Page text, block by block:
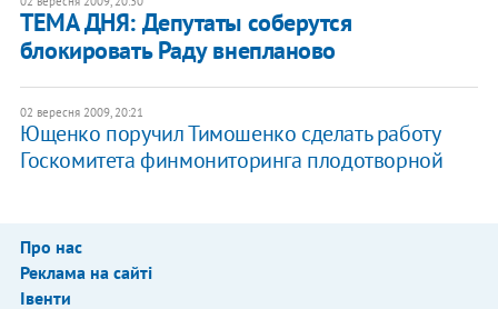
ТЕМА ДНЯ: Депутаты соберутся
блокировать Раду внепланово
02 вересня 2009, 20:21
Ющенко поручил Тимошенко сделать работу
Госкомитета финмониторинга плодотворной
Про нас
Реклама на сайті
Івенти